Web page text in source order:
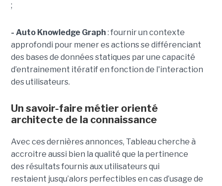
;
- Auto Knowledge Graph : fournir un contexte
approfondi pour mener es actions se différenciant
des bases de données statiques par une capacité
d’entrainement itératif en fonction de l'interaction
des utilisateurs.
Un savoir-faire métier orienté
architecte de la connaissance
Avec ces dernières annonces, Tableau cherche à
accroitre aussi bien la qualité que la pertinence
desrésultats fournis aux utilisateurs qui
restaient jusqu’alors perfectiblesen cas d’usage de